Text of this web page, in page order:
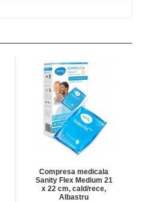
Compresa medicala
Sanity Flex Medium 21
x 22 cm, cald/rece,
Albastru